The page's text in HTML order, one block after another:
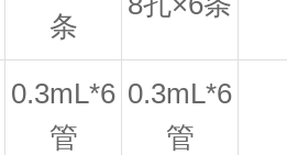
条
0.3mL*6
管
0.3mL*6
管